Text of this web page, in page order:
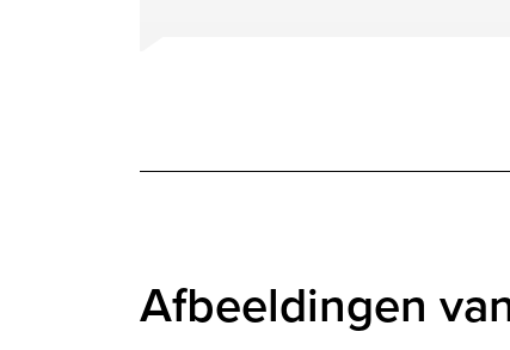
Afbeeldingen